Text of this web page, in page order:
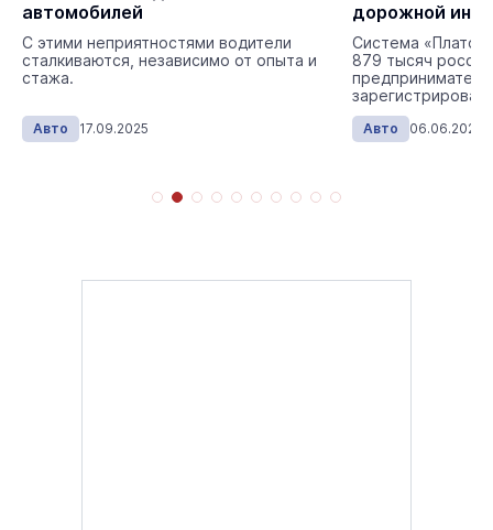
и
дорожной инфраструктуры
Система «Платон» объединяет более
879 тысяч российских и иностранных
предпринимателей,
миллиона грузовых автомобилей.
Авто 06.06.2025
экономии.
Авто